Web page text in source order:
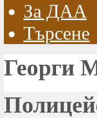
За ДАА
Търсене
Георги